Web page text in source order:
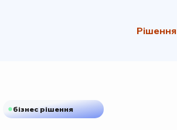
бізнес рішення